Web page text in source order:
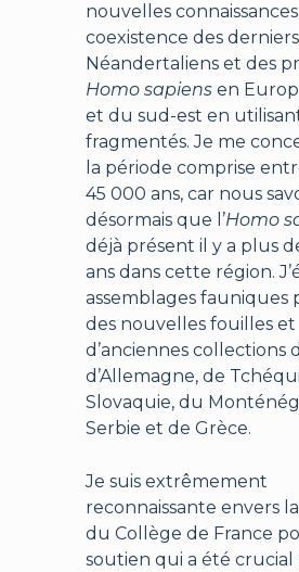
nouvelles
coexistence des derniers
Néandertaliens et des
Homo sapiens en
et du sud-est en
fragmentés. Je me
la période comprise
45 000 ans, car nous
désormais que l’Homo
déjà présent il y a plus
ans dans cette région.
assemblages fauniques
des nouvelles fouilles et
d’anciennes collections
d’Allemagne, de
Slovaquie, du
Serbie et de Grèce.
Je suis extrêmement
reconnaissante envers
du Collège de France
soutien qui a été crucial